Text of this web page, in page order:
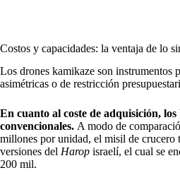
Costos y capacidades: la ventaja de lo
Los drones kamikaze son instrumentos
asimétricas o de restricción
En cuanto al coste de adquisición,
convencionales. A modo de
millones por unidad, el misil de crucero
versiones del Harop israelí, el cual se
200 mil.